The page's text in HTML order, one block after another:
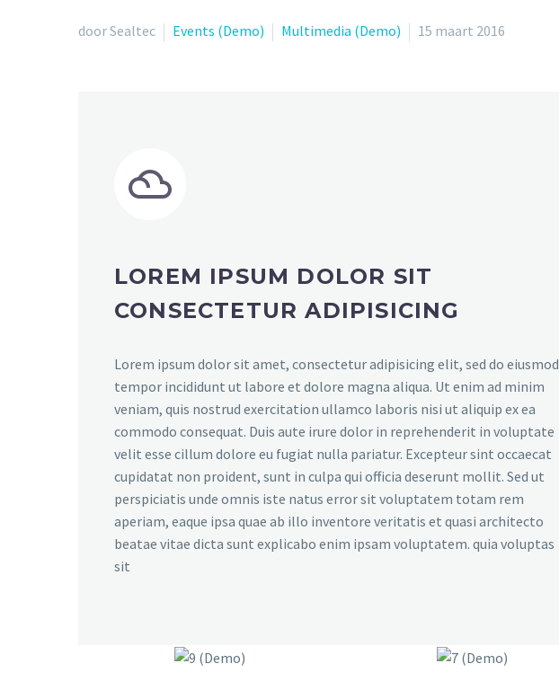
door Sealtec Events (Demo) Multimedia (Demo) 15 maart 2016


LOREM IPSUM DOLOR SIT
CONSECTETUR ADIPISICING
Lorem ipsum dolor sit amet, consectetur adipisicing elit, sed do eiusmod
tempor incididunt ut labore et dolore magna aliqua. Ut enim ad minim
veniam, quis nostrud exercitation ullamco laboris nisi ut aliquip ex ea
commodo consequat. Duis aute irure dolor in reprehenderit in voluptate
velit esse cillum dolore eu fugiat nulla pariatur. Excepteur sint occaecat
cupidatat non proident, sunt in culpa qui officia deserunt mollit. Sed ut
perspiciatis unde omnis iste natus error sit voluptatem totam rem
aperiam, eaque ipsa quae ab illo inventore veritatis et quasi architecto
beatae vitae dicta sunt explicabo enim ipsam voluptatem. quia voluptas
sit